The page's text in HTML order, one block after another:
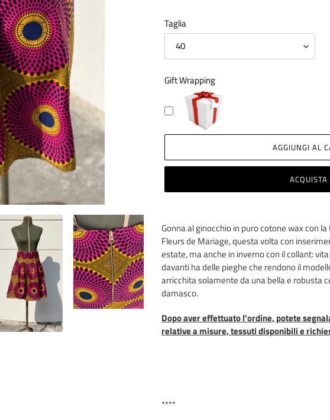
Taglia
Gift Wrapping
AGGIUNGI AL
del
prodotto
nel
carrello
Gonna al ginocchio in puro cotone wax con
Fleurs de Mariage, questa volta con
estate, ma anche in inverno con il collant:
davanti ha delle pieghe che rendono il
arricchita solamente da una bella e robusta
damasco.
Dopo aver effettuato l'ordine, potete
relative a misure, tessuti disponibili e
****